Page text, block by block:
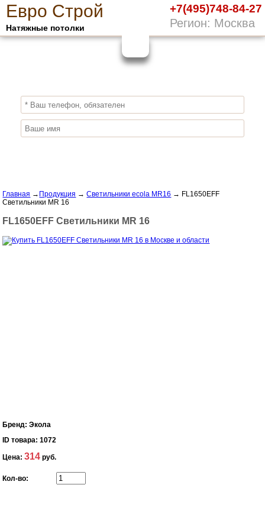
Евро Строй
Натяжные потолки
+7(495)748-84-27
Регион: Москва
ПОЛУЧИ СКИДКУ10%
Главная → Продукция →Светильники ecola MR16 → FL1650EFF
Светильники MR 16
FL1650EFF Светильники MR 16
Бренд: Экола
ID товара: 1072
Цена:314 руб.
Кол-во: